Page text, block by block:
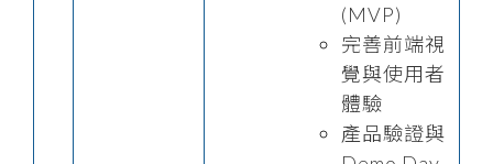
(MVP)
完善前端視
覺與使用者
體驗
產品驗證與